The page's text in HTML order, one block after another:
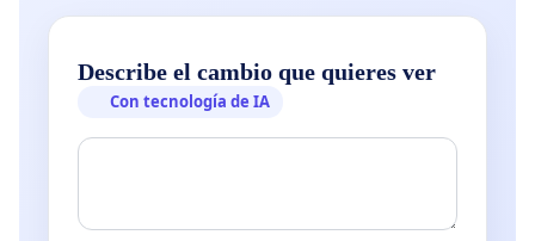
Describe el cambio que quieres ver
Con tecnología de IA